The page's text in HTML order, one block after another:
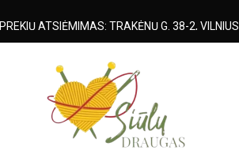
PREKIŲ ATSIĖMIMAS: TRAKĖNŲ G. 38-2, VILNIUS